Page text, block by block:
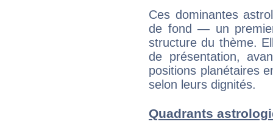
Ces dominantes
de fond — un
structure du thème.
de présentation,
positions planétaires
selon leurs dignités.
Quadrants